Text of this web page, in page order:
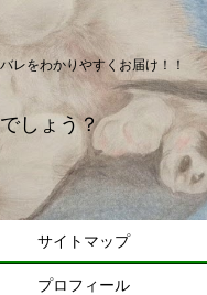
レをわかりやすくお届け！！
しょう？
サイトマップ
プロフィール